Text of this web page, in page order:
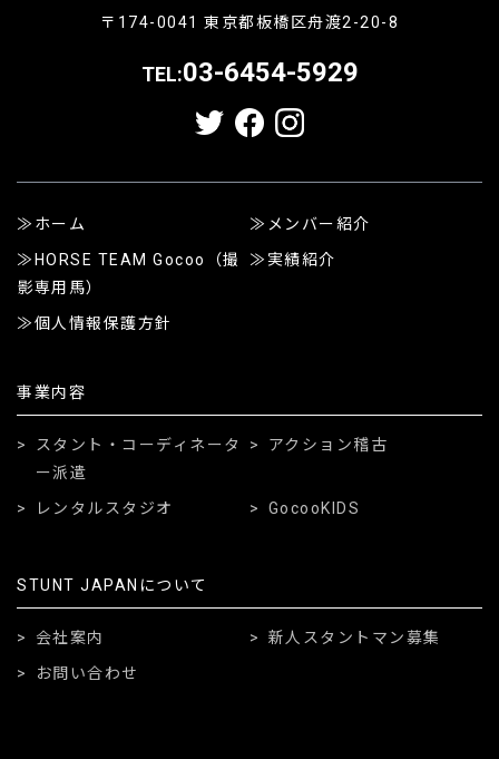
〒174-0041 東京都板橋区舟渡2-20-8
TEL:03-6454-5929
ホーム
メンバー紹介
HORSE TEAM Gocoo（撮
影専用馬）
実績紹介
個人情報保護方針
事業内容
スタント・コーディネータ
ー派遣
アクション稽古
レンタルスタジオ GocooKIDS
STUNT JAPANについて
会社案内
新人スタントマン募集
お問い合わせ